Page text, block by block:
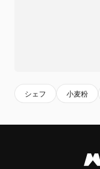
シェフ 小麦粉